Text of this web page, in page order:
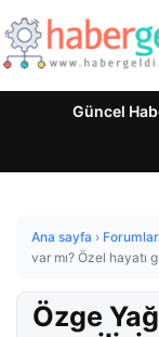
Güncel
Ana sayfa › Forumlar
var mı? Özel hayatı
Özge